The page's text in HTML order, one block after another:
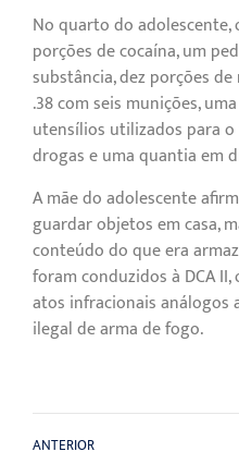
No quarto do
porções de cocaína, um
substância, dez porções
.38 com seis munições,
utensílios utilizados para
drogas e uma quantia em
A mãe do adolescente
guardar objetos em casa,
conteúdo do que era
foram conduzidos à DCA
atos infracionais análogos
ilegal de arma de fogo.
ANTERIOR